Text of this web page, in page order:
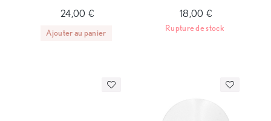
24,00 €
Ajouter au panier
18,00 €
Rupture de stock